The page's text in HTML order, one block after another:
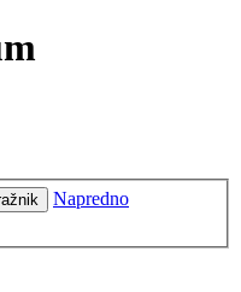
Napredno